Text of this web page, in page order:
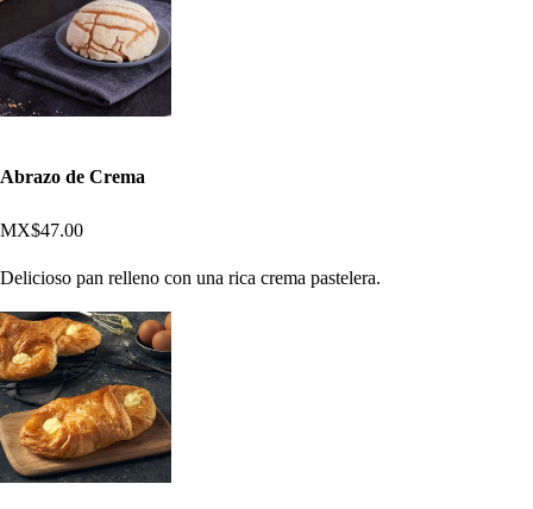
Abrazo de Crema
MX$47.00
Delicioso pan relleno con una rica crema pastelera.